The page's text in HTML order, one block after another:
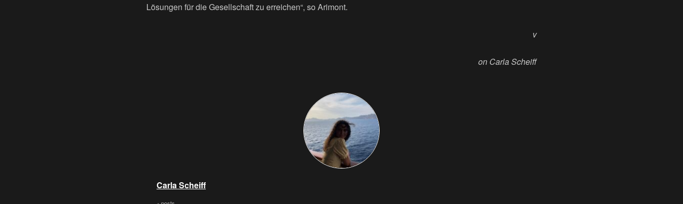
Lösungen für die Gesellschaft zu erreichen“, so Arimont.
v
on Carla Scheiff
Carla Scheiff